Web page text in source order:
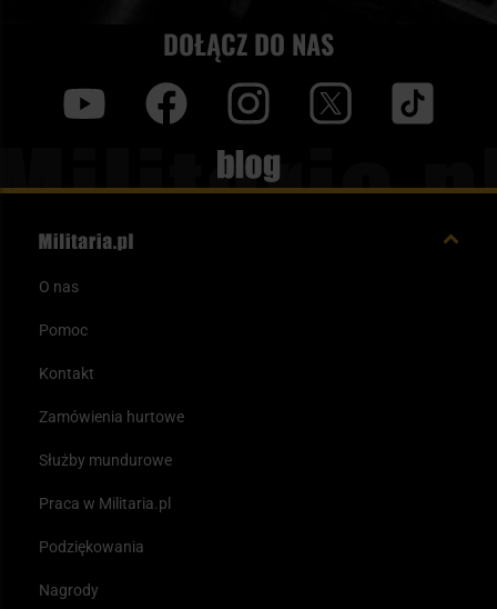
DOŁĄCZ DO NAS
Blog
O nas
Pomoc
Kontakt
Zamówienia hurtowe
Służby mundurowe
Praca w Militaria.pl
Podziękowania
Nagrody